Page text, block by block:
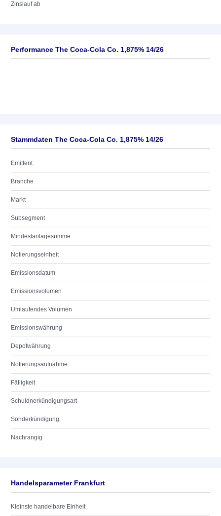
Zinslauf ab
Performance The Coca-Cola Co. 1,875% 14/26
Stammdaten The Coca-Cola Co. 1,875% 14/26
Emittent
Branche
Markt
Subsegment
Mindestanlagesumme
Notierungseinheit
Emissionsdatum
Emissionsvolumen
Umlaufendes Volumen
Emissionswährung
Depotwährung
Notierungsaufnahme
Fälligkeit
Schuldnerkündigungsart
Sonderkündigung
Nachrangig
Handelsparameter Frankfurt
Kleinste handelbare Einheit